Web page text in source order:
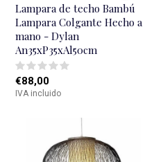
Lampara de techo Bambú
Lampara Colgante Hecho a
mano - Dylan
An35xP35xAl50cm
€88,00
IVA incluido